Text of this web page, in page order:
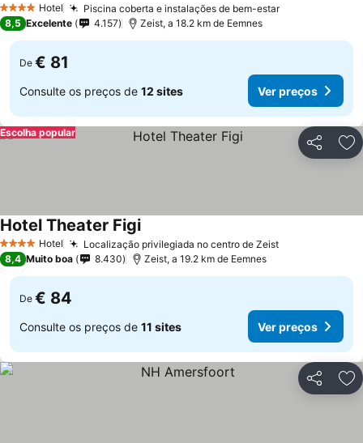
4 EstrelasHotel Piscina coberta e instalações de bem-estar
8,5 Excelente 4.157 Zeist, a 18.2 km de Eemnes
De € 81
Consulte os preços de 12 sites Ver preços
Partilhar
Escolha popular
4 EstrelasHotel Localização privilegiada no centro de Zeist
Hotel Theater Figi
8,4 Muito boa 8.430 Zeist, a 19.2 km de Eemnes
De € 84
Consulte os preços de 11 sites Ver preços
Partilhar